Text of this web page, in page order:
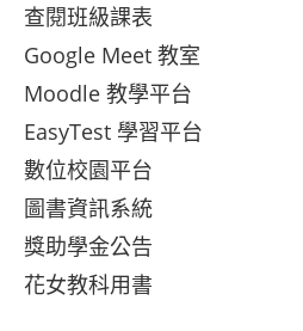
查閱班級課表
Google Meet 教室
Moodle 教學平台
EasyTest 學習平台
數位校園平台
圖書資訊系統
獎助學金公告
花女教科用書